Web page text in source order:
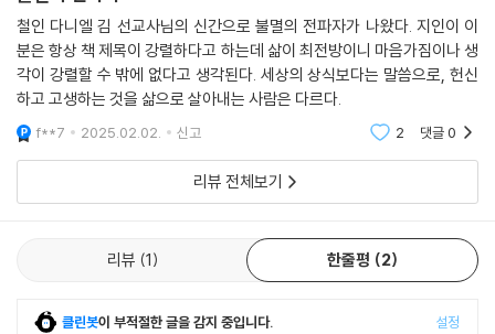
고난은 하나님께 집중하는 시간이다. 비록 주님의 음성이 잘 들리지 않고
주님의 얼굴이 잘 보이지 않아도 말이다. 고난은 사람의 음성에 귀를 기울
이는 시간이 아님을 기억하길 바란다.
--- p.156
하나님께서 하나님을 경외하는 자를 이렇게까지 지키실진대, 우리에겐 하
여호와를 찾는 자는 모든 좋은 것에 부족함이 없을 것이다!
이러한 감사와 안식의 자리로, 그리하여 참된 예배의 자리로 나아가길 소
구도 막을 수 없다!
- 본문 중에서
철인 다니엘 김 선교사님의 신간으로 불멸의 전파자가 나왔다. 지인이 이
분은 항상 책 제목이 강렬하다고 하는데 삶이 최전방이니 마음가짐이나 생
각이 강렬할 수 밖에 없다고 생각된다. 세상의 상식보다는 말씀으로, 헌신
하고 고생하는 것을 삶으로 살아내는 사람은 다르다.
f**7 2025.02.02. 신고 2 댓글0
리뷰 전체보기
리뷰 1 한줄평 2
클린봇이 부적절한 글을 감지 중입니다. 설정